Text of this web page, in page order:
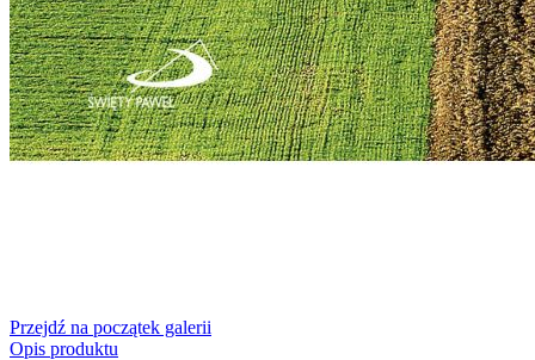
Przejdź na początek galerii
Opis produktu